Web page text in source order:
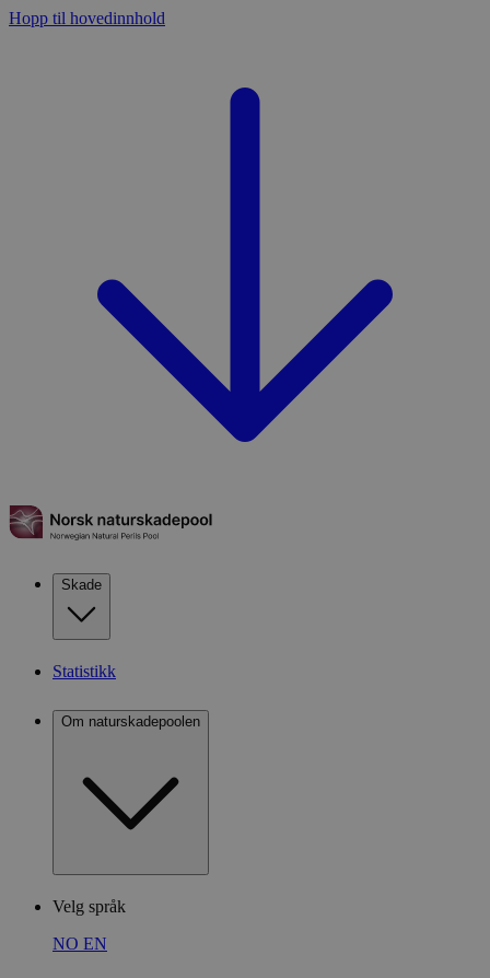
Hopp til hovedinnhold
Skade
Statistikk
Om naturskadepoolen
Velg språk
NO EN